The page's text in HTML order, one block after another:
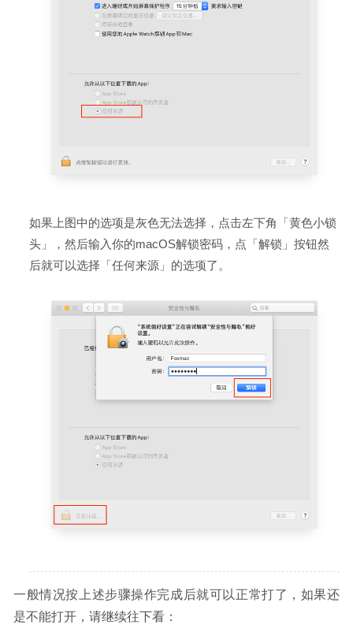
如果上图中的选项是灰色无法选择，点击左下角「黄色小锁
头」，然后输入你的macOS解锁密码，点「解锁」按钮然
后就可以选择「任何来源」的选项了。
一般情况按上述步骤操作完成后就可以正常打了，如果还
是不能打开，请继续往下看：